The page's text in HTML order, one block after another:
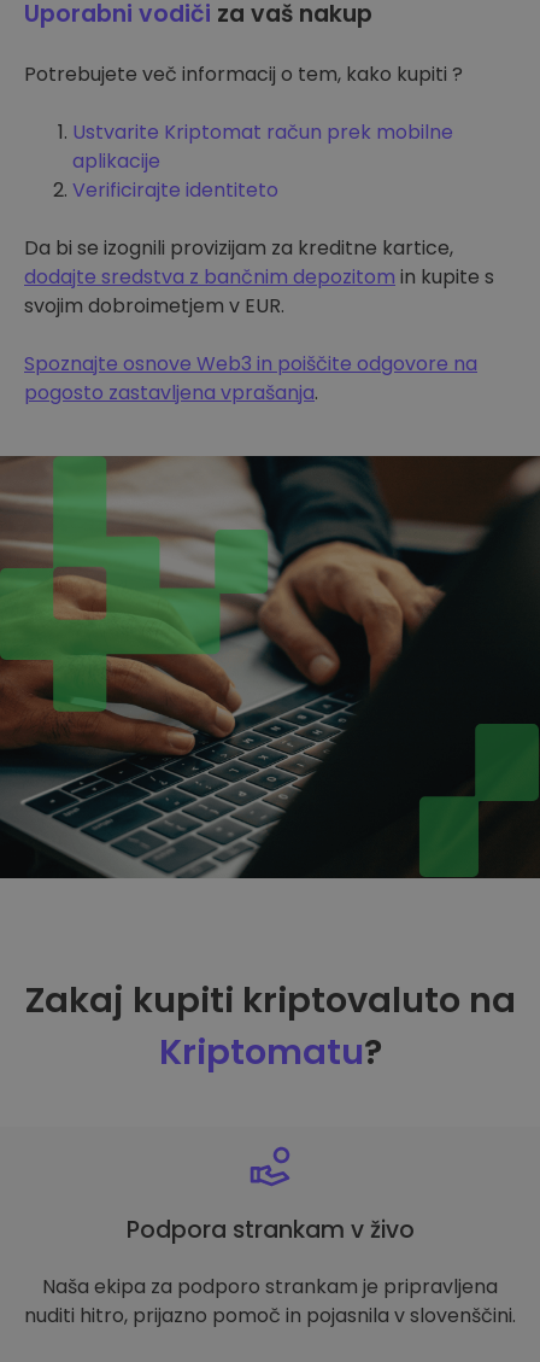
Uporabni vodiči za vaš nakup
Potrebujete več informacij o tem, kako kupiti ?
Ustvarite Kriptomat račun prek mobilne
aplikacije
Verificirajte identiteto
Da bi se izognili provizijam za kreditne kartice,
dodajte sredstva z bančnim depozitom in kupite s
svojim dobroimetjem v EUR.
Spoznajte osnove Web3 in poiščite odgovore na
pogosto zastavljena vprašanja.
Zakaj kupiti kriptovaluto na
Kriptomatu?
Podpora strankam v živo
Naša ekipa za podporo strankam je pripravljena
nuditi hitro, prijazno pomoč in pojasnila v slovenščini.